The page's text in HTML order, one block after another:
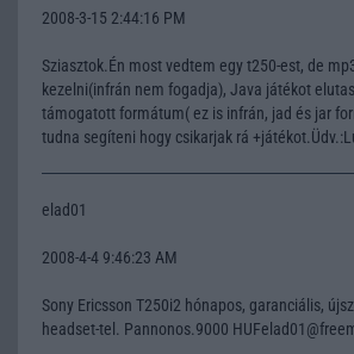
2008-3-15 2:44:16 PM
Sziasztok.Én most vedtem egy t250-est, de
kezelni(infrán nem fogadja), Java játékot
támogatott formátum( ez is infrán, jad és jar
tudna segíteni hogy csikarjak rá
elad01
2008-4-4 9:46:23 AM
Sony Ericsson T250i2 hónapos, garanciális,
headset-tel. Pannonos.9000